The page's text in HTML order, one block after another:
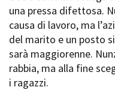
una pressa difettosa.
causa di lavoro, ma
del marito e un posto
sarà maggiorenne.
rabbia, ma alla fine
i ragazzi.